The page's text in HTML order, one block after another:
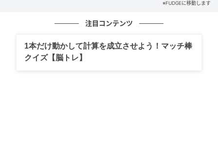
※FUDGEに移動します
注目コンテンツ
1本だけ動かして計算を成立させよう！マッチ棒
クイズ【脳トレ】